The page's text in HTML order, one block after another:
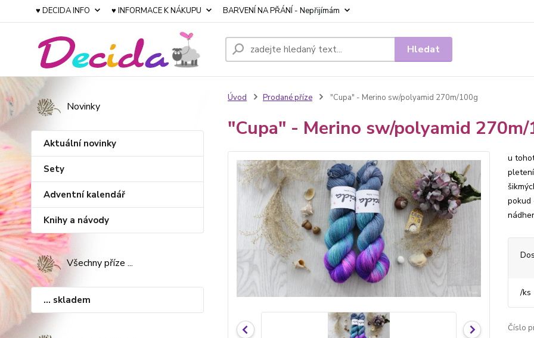
♥ DECIDA INFO ♥ INFORMACE K NÁKUPU BARVENÍ NA PŘÁNÍ - Nepřijímám
Hledat
Novinky
Aktuální novinky
Sety
Adventní kalendář
Knihy a návody
Všechny příze ...
... skladem
Úvod Prodané příze "Cupa" - Merino sw/polyamid 270m/100g
"Cupa" - Merino sw/polyamid
u
pokud
/ks
Číslo